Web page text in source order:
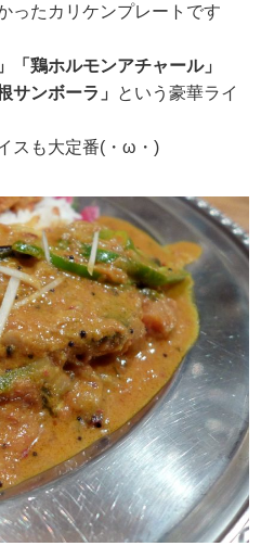
ったカリケンプレートです
「鶏ホルモンアチャール」
サンボーラ」
という豪華ライ
スも大定番(・ω・)